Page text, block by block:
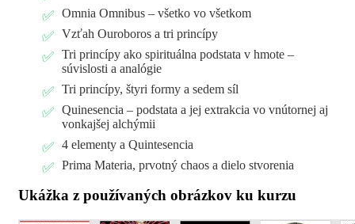
Omnia Omnibus – všetko vo všetkom
Vzťah Ouroboros a tri princípy
Tri princípy ako spirituálna podstata v hmote –
súvislosti a analógie
Tri princípy, štyri formy a sedem síl
Quinesencia – podstata a jej extrakcia vo vnútornej aj
vonkajšej alchýmii
4 elementy a Quintesencia
Prima Materia, prvotný chaos a dielo stvorenia
Ukážka z používaných obrázkov ku kurzu